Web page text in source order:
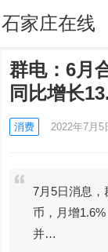
石家庄在线
群电：6月
同比增长
消费 2022年7月5
7月5日消息，
币，月增
并…